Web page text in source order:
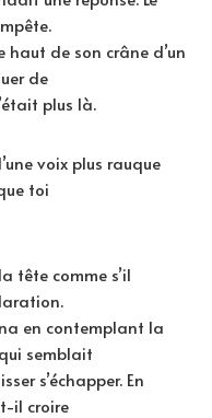
de son crâne d’un
de
plus là.
voix plus rauque
toi
tête comme s’il
en contemplant la
semblait
s’échapper. En
il croire